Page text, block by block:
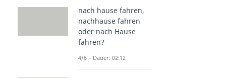
nach hause fahren,
nachhause fahren
oder nach Hause
fahren?
4/6 – Dauer: 02:12